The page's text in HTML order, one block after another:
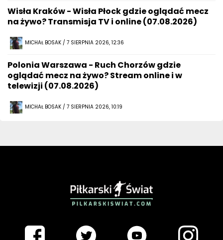
Wisła Kraków - Wisła Płock gdzie oglądać mecz
na żywo? Transmisja TV i online (07.08.2026)
MICHAŁ BOSAK / 7 SIERPNIA 2026, 12:36
Polonia Warszawa - Ruch Chorzów gdzie
oglądać mecz na żywo? Stream online i w
telewizji (07.08.2026)
MICHAŁ BOSAK / 7 SIERPNIA 2026, 10:19